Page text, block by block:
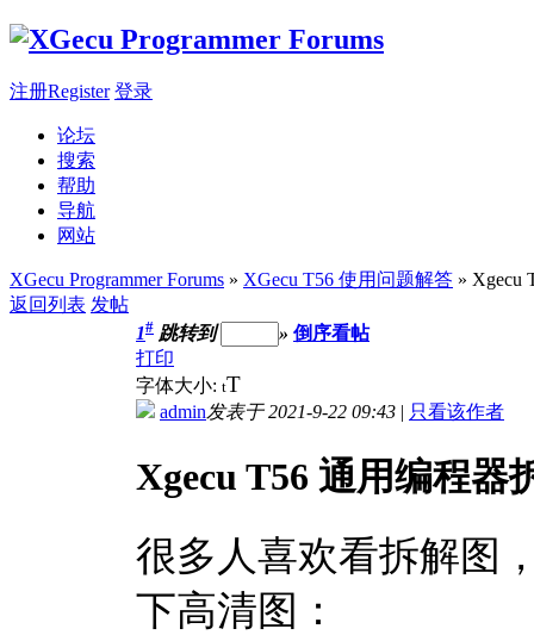
注册Register 登录
论坛
搜索
帮助
导航
网站
XGecu Programmer Forums » XGecu T56 使用问题解答 » Xgecu
返回列表 发帖
1# 跳转到 » 倒序看帖
打印
字体大小: tT
admin发表于 2021-9-22 09:43 | 只看该作者
Xgecu T56 通用编程器
很多人喜欢看拆解图
下高清图：